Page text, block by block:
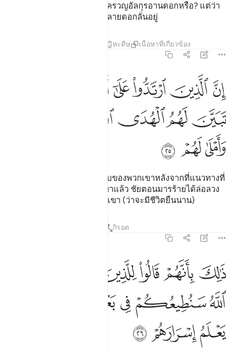
[24] พวกเขามิได้พิจารณาใคร่ครวญอัลกุรอานดอกหรือ? แต่ว่า
บนหัวใจของพวกเขามีกุญแจหลายดอกลั่นอยู่
หะดีษ เนื้อหาที่เกี่ยวข้อง
ان الذين ارتدوا على ادبارهم من بعد ما تبين لهم الهدى الشيطان سول
إِنَّ ٱلَّذِينَ ٱرْتَدُّوا۟ عَلَىٰٓ أَدْبَـٰرِهِم مِّنۢ بَعْدِ مَا تَبَيَّنَ لَهُمُ ٱلْهُدَى ۙ ٱلشَّيْطَـٰنُ
ﲈﲉﲊﲋﲌ
ﲐﲑﲒﲓ
ﲖﲗﲘ
[25] แท้จริงบรรดาผู้ผินหลังกลับของพวกเขาหลังจากที่แนวทางที่
ถูกต้องเป็นที่ประจักษ์แก่พวกเขาแล้ว ชัยตอนมารร้ายได้ล่อลวง
พวกเขาได้ให้ความหวังแก่พวกเขา (ว่าจะมีชีวิตยืนนาน)
กิรอต
ذالك بانهم قالوا للذين كرهوا ما نزل الله سنطيعكم في بعض الامر والله
ذَٰلِكَ بِأَنَّهُمْ قَالُوا۟ لِلَّذِينَ كَرِهُوا۟ مَا نَزَّلَ ٱللَّهُ سَنُطِيعُكُمْ فِى بَعْضِ ٱلْأَمْرِ
ﲙﲚﲛﲜ
ﲠﲡﲢﲣ
ﲧﲨﲩ